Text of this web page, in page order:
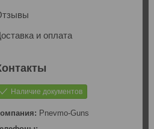
и оплата
Наличие документов
Pnevmo-Guns